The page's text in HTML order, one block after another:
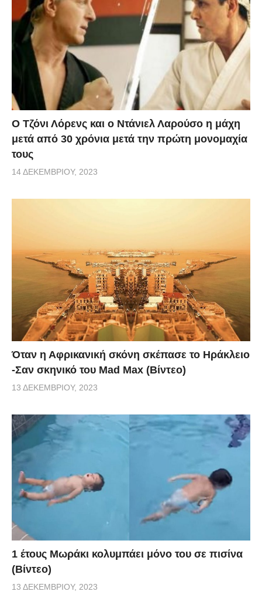
Ο Τζόνι Λόρενς και ο Ντάνιελ Λαρούσο η μάχη
μετά από 30 χρόνια μετά την πρώτη μονομαχία
τους
14 ΔΕΚΕΜΒΡΊΟΥ, 2023
Όταν η Αφρικανική σκόνη σκέπασε το Ηράκλειο
-Σαν σκηνικό του Mad Max (Βίντεο)
13 ΔΕΚΕΜΒΡΊΟΥ, 2023
1 έτους Μωράκι κολυμπάει μόνο του σε πισίνα
(Βίντεο)
13 ΔΕΚΕΜΒΡΊΟΥ, 2023